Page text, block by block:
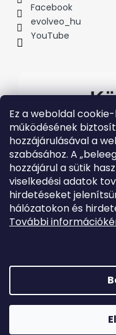
Ez a weboldal
működésének
hozzájárulásával a
szabásához. A
hozzájárul a sütik
viselkedési adatok
hirdetéseket
hálózatokon és
További
Facebook
evolveo_hu
YouTube
A